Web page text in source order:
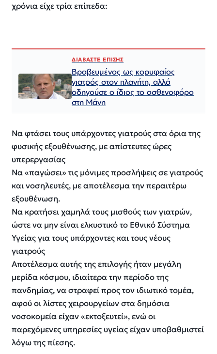
χρόνια είχε τρία επίπεδα:
ΔΙΑΒΑΣΤΕ ΕΠΙΣΗΣ
Βραβευμένος ως κορυφαίος
γιατρός στον πλανήτη, αλλά
οδηγούσε ο ίδιος το ασθενοφόρο
στη Μάνη
Να φτάσει τους υπάρχοντες γιατρούς στα όρια της
φυσικής εξουθένωσης, με απίστευτες ώρες
υπερεργασίας
Να «παγώσει» τις μόνιμες προσλήψεις σε γιατρούς
και νοσηλευτές, με αποτέλεσμα την περαιτέρω
εξουθένωση.
Να κρατήσει χαμηλά τους μισθούς των γιατρών,
ώστε να μην είναι ελκυστικό το Εθνικό Σύστημα
Υγείας για τους υπάρχοντες και τους νέους
γιατρούς
Αποτέλεσμα αυτής της επιλογής ήταν μεγάλη
μερίδα κόσμου, ιδιαίτερα την περίοδο της
πανδημίας, να στραφεί προς τον ιδιωτικό τομέα,
αφού οι λίστες χειρουργείων στα δημόσια
νοσοκομεία είχαν «εκτοξευτεί», ενώ οι
παρεχόμενες υπηρεσίες υγείας είχαν υποβαθμιστεί
λόγω της πίεσης.